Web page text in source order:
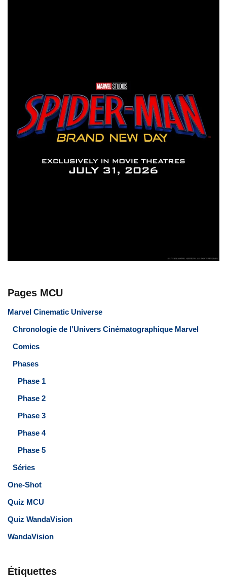
Pages MCU
Marvel Cinematic Universe
Chronologie de l’Univers Cinématographique Marvel
Comics
Phases
Phase 1
Phase 2
Phase 3
Phase 4
Phase 5
Séries
One-Shot
Quiz MCU
Quiz WandaVision
WandaVision
Étiquettes